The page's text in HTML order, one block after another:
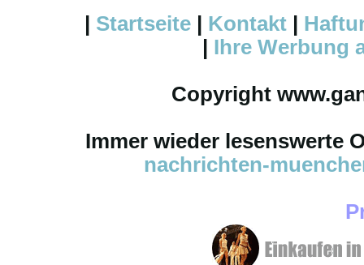
Startseite Kontakt
Ihre Werbung
Copyright
Immer wieder lesenswerte
nachrichten-